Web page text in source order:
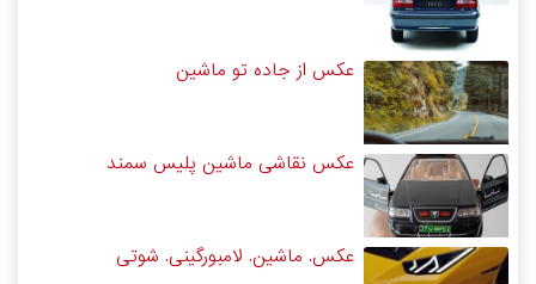
عکس از جاده تو ماشین
عکس نقاشی ماشین پلیس سمند
عکس. ماشین. لامبورگینی. شوتی